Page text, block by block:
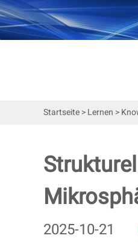
Startseite>Lernen >
2025-10-21